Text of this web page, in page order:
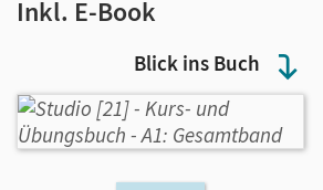
Blick ins Buch
Inkl. E-Book